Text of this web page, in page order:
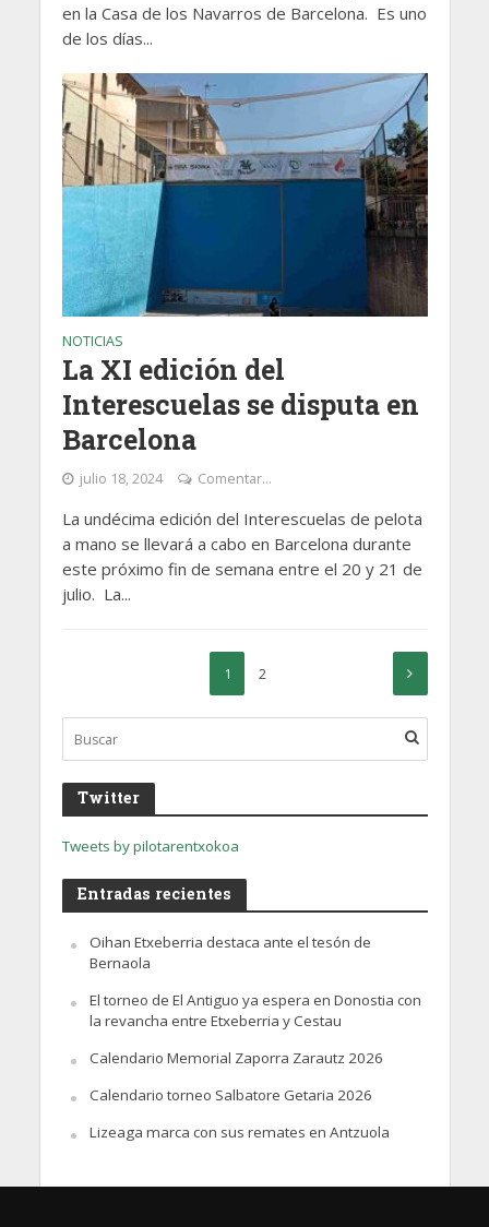
en la Casa de los Navarros de Barcelona. Es uno
de los días...
NOTICIAS
La XI edición del
Interescuelas se disputa en
Barcelona
julio 18, 2024 Comentar...
La undécima edición del Interescuelas de pelota
a mano se llevará a cabo en Barcelona durante
este próximo fin de semana entre el 20 y 21 de
julio. La...
1 2
Twitter
Tweets by pilotarentxokoa
Entradas recientes
Oihan Etxeberria destaca ante el tesón de
Bernaola
El torneo de El Antiguo ya espera en Donostia con
la revancha entre Etxeberria y Cestau
Calendario Memorial Zaporra Zarautz 2026
Calendario torneo Salbatore Getaria 2026
Lizeaga marca con sus remates en Antzuola